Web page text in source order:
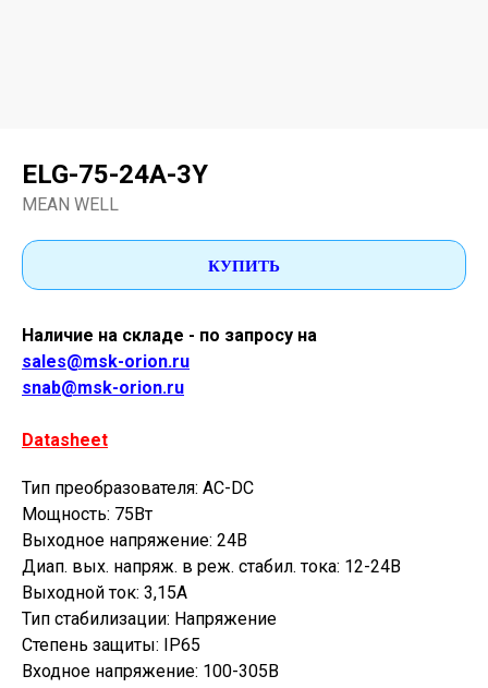
ELG-75-24A-3Y
MEAN WELL
КУПИТЬ
Наличие на складе - по запросу на
sales@msk-orion.ru
snab@msk-orion.ru
Datasheet
Тип преобразователя: AC-DC
Мощность: 75Вт
Выходное напряжение: 24В
Диап. вых. напряж. в реж. стабил. тока: 12-24В
Выходной ток: 3,15А
Тип стабилизации: Напряжение
Степень защиты: IP65
Входное напряжение: 100-305В